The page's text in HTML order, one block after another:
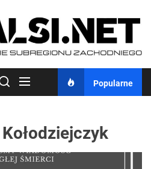
Popularne